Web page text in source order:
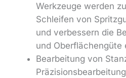
Werkzeuge werden
Schleifen von
und verbessern die
und Oberflächengüte
Bearbeitung von